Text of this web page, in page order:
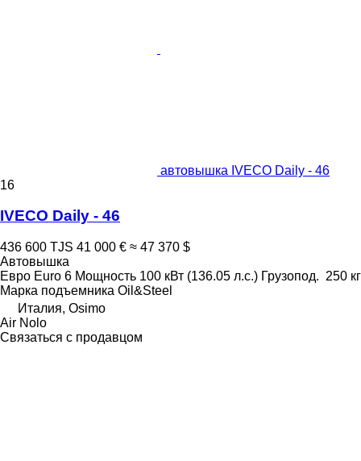
автовышка IVECO Daily - 46
16
IVECO Daily - 46
436 600 TJS 41 000 € ≈ 47 370 $
Автовышка
Евро Euro 6 Мощность 100 кВт (136.05 л.с.) Грузопод. 250 кг
Марка подъемника Oil&Steel
Италия, Osimo
Air Nolo
Связаться с продавцом